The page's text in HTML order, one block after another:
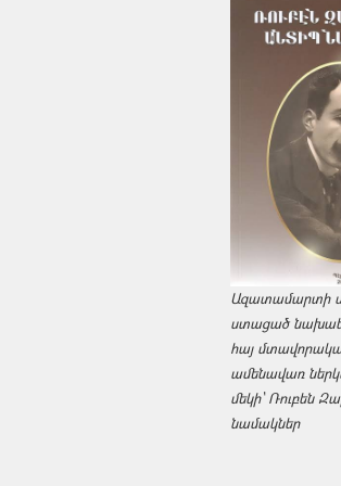
Ազատամարտի
ստացած
հայ
ամենավառ
մեկի՝ Ռուբեն
նամակներ